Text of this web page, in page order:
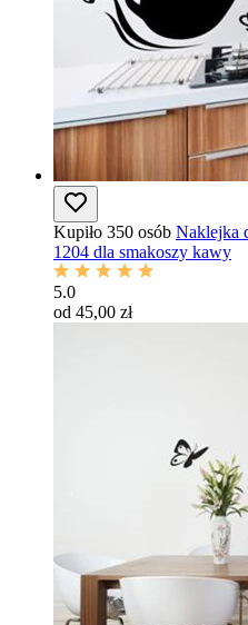
Kupiło 350 osób Naklejka
1204 dla smakoszy kawy
5.0
od 45,00 zł